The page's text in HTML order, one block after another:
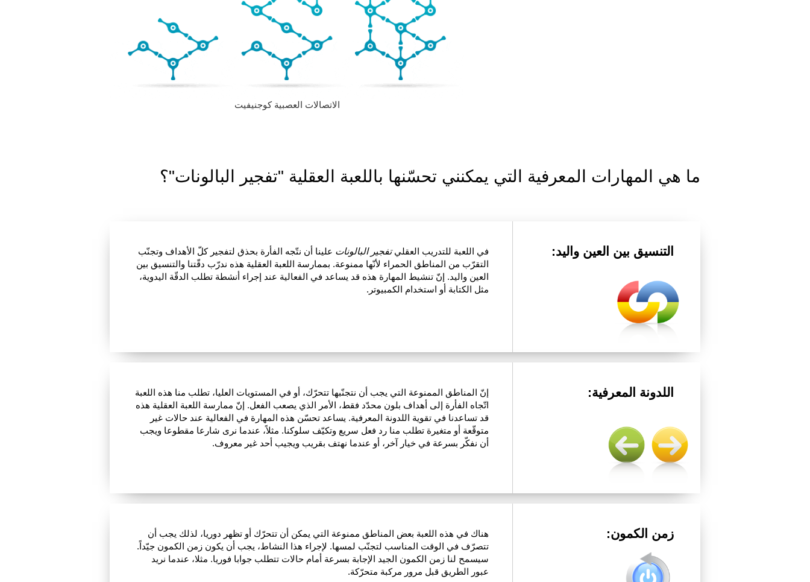
الاتصالات العصبية كوجنيفيت
ما هي المهارات المعرفية التي يمكنني تحسّنها باللعبة العقلية "تفجير البالونات"؟
التنسيق بين العين واليد: في اللعبة للتدريب العقليتفجير البالونات علينا أن نتّجه الفأرة بحذق لتفجير كلّ الأهداف وتجنّب
التقرّب من المناطق الحمراء لأنّها ممنوعة. بممارسة اللعبة العقلية هذه ندرّب دقّتنا والتنسيق بين
العين واليد. إنّ تنشيط المهارة هذه قد يساعد في الفعالية عند إجراء أنشطة تطلب الدقّة اليدوية،
مثل الكتابة أو استخدام الكمبيوتر.
اللدونة المعرفية:
إنّ المناطق الممنوعة التي يجب أن نتجنّبها تتحرّك، أو في المستويات العليا، تطلب منا هذه اللعبة
اتّجاه الفأرة إلى أهداف بلون محدّد فقط، الأمر الذي يصعب الفعل. إنّ ممارسة اللعبة العقلية هذه
قد تساعدنا في تقوية اللدونة المعرفية. يساعد تحسّن هذه المهارة في الفعالية عند حالات غير
متوقّعة أو متغيرة تطلب منا رد فعل سريع وتكيّف سلوكنا. مثلاً، عندما نرى شارعا مقطوعا ويجب
أن نفكّر بسرعة في خيار آخر، أو عندما نهتف بقريب ويجيب أحد غير معروف.
زمن الكمون:
هناك في هذه اللعبة بعض المناطق ممنوعة التي يمكن أن تتحرّك أو تظهر دوريا، لذلك يجب أن
تتصرّف في الوقت المناسب لتجنّب لمسها. لإجراء هذا النشاط، يجب أن يكون زمن الكمون جيّداً.
سيسمح لنا زمن الكمون الجيد الإجابة بسرعة أمام حالات تتطلب جوابا فوريا. مثلا، عندما نريد
عبور الطريق قبل مرور مركبة متحرّكة.